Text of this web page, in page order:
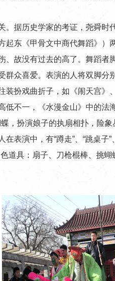
历史学家的考证，尧舜时
东《甲骨文中商代舞蹈》
故没有过去的高了。舞蹈
众喜爱。表演的人将双脚
扮戏曲折子，如《闹天宫
不一，《水漫金山》中的法
，扮演娘子的执扇相扑，险
中，有“蹲走”、“跳桌子”、
具：扇子、刀枪棍棒、挑蝴